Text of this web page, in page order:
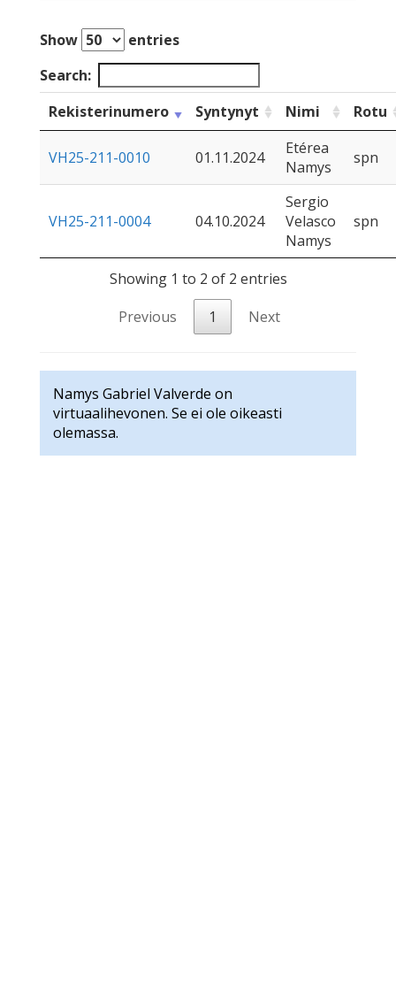
Show
entries
Search:
Rekisterinumero
Syntynyt Nimi Rotu
VH25-211-0010 01.11.2024
Etérea
Namys
spn
VH25-211-0004 04.10.2024
Sergio
Velasco
Namys
spn
Showing 1 to 2 of 2 entries
Previous
1 Next
Namys Gabriel Valverde on
virtuaalihevonen. Se ei ole oikeasti
olemassa.